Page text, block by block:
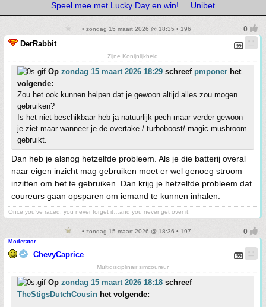
Speel mee met Lucky Day en win! Unibet
• zondag 15 maart 2026 @ 18:35 • 196
DerRabbit
Zijne Konijnlijkheid
Op zondag 15 maart 2026 18:29 schreef pmponer het
volgende:
Zou het ook kunnen helpen dat je gewoon altijd alles zou mogen
gebruiken?
Is het niet beschikbaar heb ja natuurlijk pech maar verder gewoon
je ziet maar wanneer je de overtake / turboboost/ magic mushroom
gebruikt.
Dan heb je alsnog hetzelfde probleem. Als je die batterij overal
naar eigen inzicht mag gebruiken moet er wel genoeg stroom
inzitten om het te gebruiken. Dan krijg je hetzelfde probleem dat
coureurs gaan opsparen om iemand te kunnen inhalen.
Once you’ve raced, you never forget it…and you never get over it.
• zondag 15 maart 2026 @ 18:36 • 197
Moderator
ChevyCaprice
Multidisciplinair simcoureur
Op zondag 15 maart 2026 18:18 schreef
TheStigsDutchCousin het volgende: